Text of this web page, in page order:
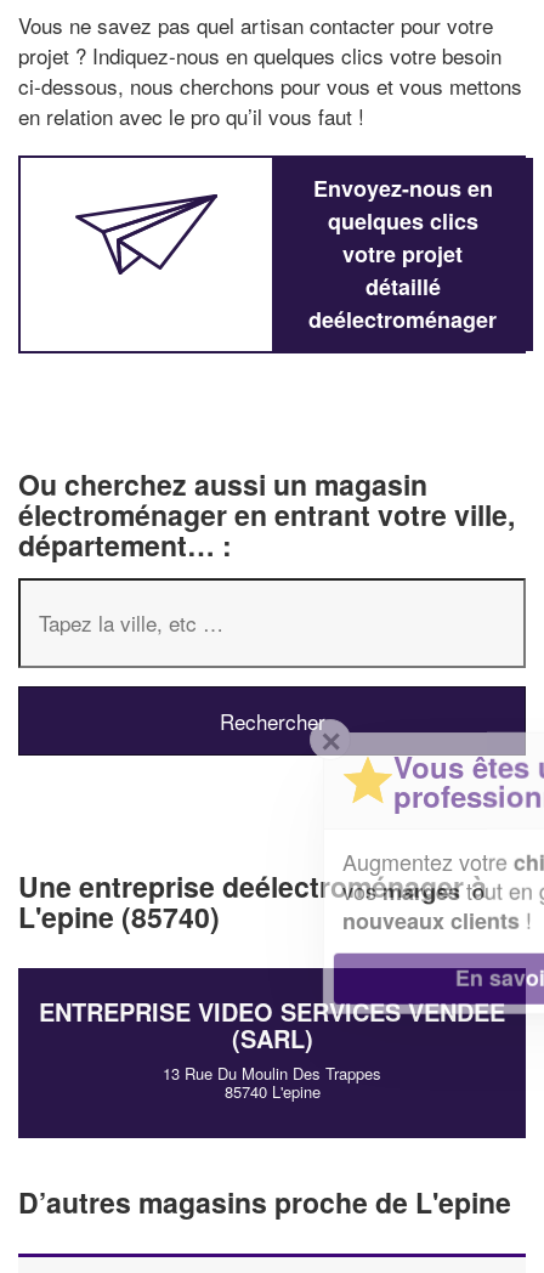
Vous ne savez pas quel artisan contacter pour votre
projet ? Indiquez-nous en quelques clics votre besoin
ci-dessous, nous cherchons pour vous et vous mettons
en relation avec le pro qu’il vous faut !
Envoyez-nous en
quelques clics
votre projet
détaillé
deélectroménager
Ou cherchez aussi un magasin
électroménager en entrant votre ville,
département… :
Une entreprise deélectroménager à
L'epine (85740)
ENTREPRISE VIDEO SERVICES VENDEE
(SARL)
13 Rue Du Moulin Des Trappes
85740 L'epine
D’autres magasins proche de L'epine
Vous êtes un
professionnel ?
chiffre d'affaireset
vosmargestout en gagnant de
nouveaux clients
En savoir plus